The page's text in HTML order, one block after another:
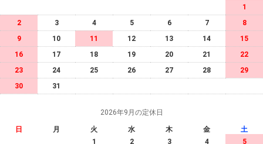
1
2
3 4 5 6 7
8
9
10 11 12 13 14
15
16
17 18 19 20 21
22
23
24 25 26 27 28
29
30
31
2026年9月の定休日
日 月 火 水 木 金
土
1
2 3 4
5